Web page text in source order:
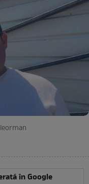
în Google